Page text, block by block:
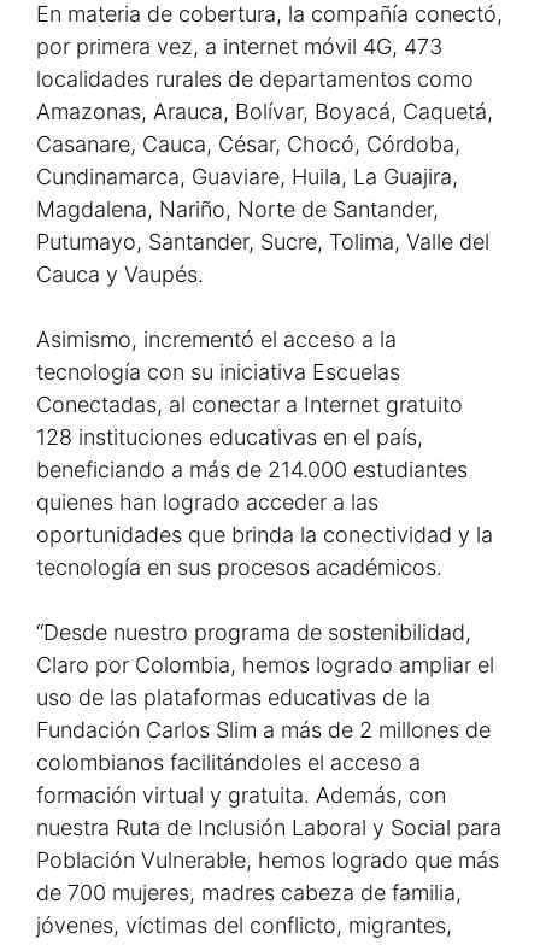
En materia de cobertura, la compañía conectó,
por primera vez, a internet móvil 4G, 473
localidades rurales de departamentos como
Amazonas, Arauca, Bolívar, Boyacá, Caquetá,
Casanare, Cauca, César, Chocó, Córdoba,
Cundinamarca, Guaviare, Huila, La Guajira,
Magdalena, Nariño, Norte de Santander,
Putumayo, Santander, Sucre, Tolima, Valle del
Cauca y Vaupés.
Asimismo, incrementó el acceso a la
tecnología con su iniciativa Escuelas
Conectadas, al conectar a Internet gratuito
128 instituciones educativas en el país,
beneficiando a más de 214.000 estudiantes
quienes han logrado acceder a las
oportunidades que brinda la conectividad y la
tecnología en sus procesos académicos.
“Desde nuestro programa de sostenibilidad,
Claro por Colombia, hemos logrado ampliar el
uso de las plataformas educativas de la
Fundación Carlos Slim a más de 2 millones de
colombianos facilitándoles el acceso a
formación virtual y gratuita. Además, con
nuestra Ruta de Inclusión Laboral y Social para
Población Vulnerable, hemos logrado que más
de 700 mujeres, madres cabeza de familia,
jóvenes, víctimas del conflicto, migrantes,